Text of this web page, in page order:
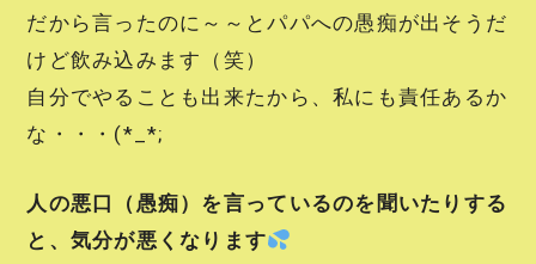
だから言ったのに～～とパパへの愚痴が出そうだ
けど飲み込みます（笑）
自分でやることも出来たから、私にも責任あるか
な・・・(*_*;
人の悪口（愚痴）を言っているのを聞いたりする
と、気分が悪くなります